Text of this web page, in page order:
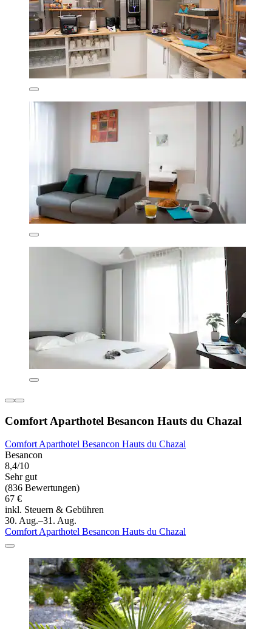
Comfort Aparthotel Besancon Hauts du Chazal
Comfort Aparthotel Besancon Hauts du Chazal
Besancon
8,4/10
Sehr gut
(836 Bewertungen)
67 €
inkl. Steuern & Gebühren
30. Aug.–31. Aug.
Comfort Aparthotel Besancon Hauts du Chazal